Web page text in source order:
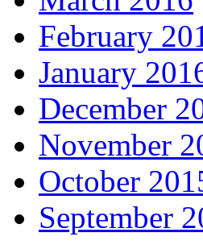
February
January
December
November
October
September